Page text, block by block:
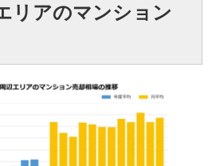
リアのマンション